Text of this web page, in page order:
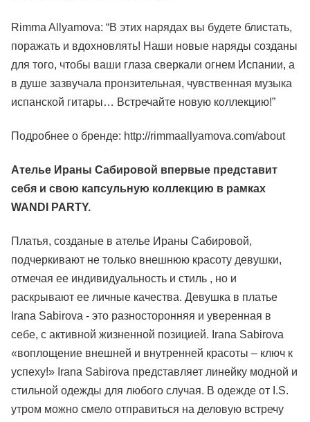
Rimma Allyamova: “В этих нарядах вы будете блистать,
поражать и вдохновлять! Наши новые наряды созданы
для того, чтобы ваши глаза сверкали огнем Испании, а
в душе зазвучала пронзительная, чувственная музыка
испанской гитары… Встречайте новую коллекцию!”
Подробнее о бренде: http://rimmaallyamova.com/about
Ателье Ираны Сабировой впервые представит
себя и свою капсульную коллекцию в рамках
WANDI PARTY.
Платья, созданые в ателье Ираны Сабировой,
подчеркивают не только внешнюю красоту девушки,
отмечая ее индивидуальность и стиль , но и
раскрывают ее личные качества. Девушка в платье
Irana Sabirova - это разносторонняя и уверенная в
себе, с активной жизненной позицией. Irana Sabirova
«воплощение внешней и внутренней красоты – ключ к
успеху!» Irana Sabirova представляет линейку модной и
стильной одежды для любого случая. В одежде от I.S.
утром можно смело отправиться на деловую встречу